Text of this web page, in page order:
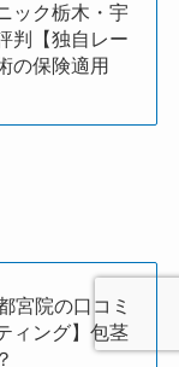
ック栃木・宇
判【独自レー
の保険適用
宮院の口コミ
ィング】包茎